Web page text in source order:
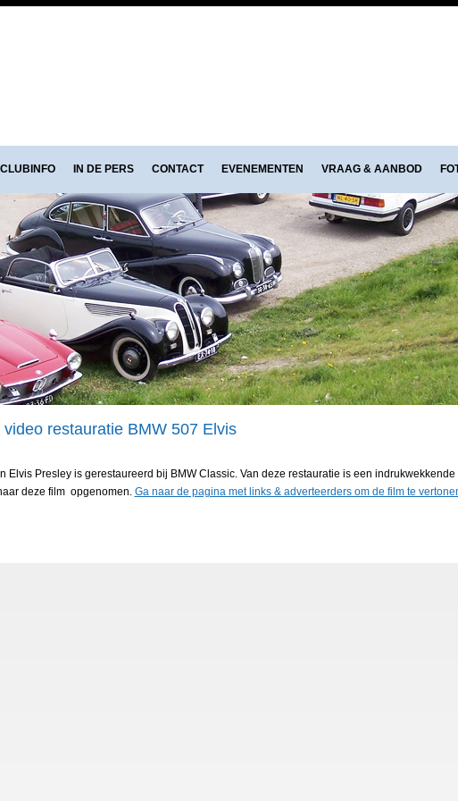
CLUBINFO IN DE PERS CONTACT EVENEMENTEN VRAAG & AANBOD
restauratie BMW 507 Elvis
Elvis Presley is gerestaureerd bij BMW Classic. Van deze restauratie is een
deze film opgenomen. Ga naar de pagina met links & adverteerders om de film te